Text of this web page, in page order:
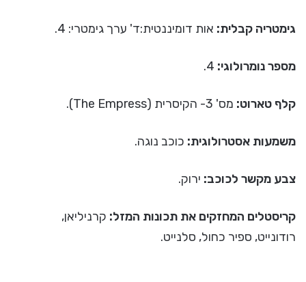
גימטריה קבלית: אות דומיננטית:ד' ערך גימטרי: 4.
מספר נומרולוגי:
קלף טארוט: מס' 3- הקיסרית (The Empress).
משמעות אסטרולוגית: כוכב נוגה.
צבע מקשר לכוכב: ירוק.
קריסטלים המחזקים את תכונות המזל: קרניליאן,
רודונייט, ספיר כחול, סלנייט.